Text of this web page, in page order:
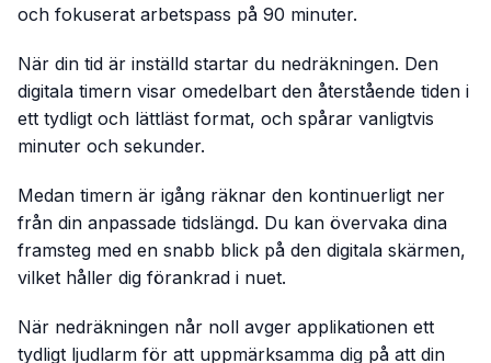
och fokuserat arbetspass på 90 minuter.
När din tid är inställd startar du nedräkningen. Den
digitala timern visar omedelbart den återstående tiden i
ett tydligt och lättläst format, och spårar vanligtvis
minuter och sekunder.
Medan timern är igång räknar den kontinuerligt ner
från din anpassade tidslängd. Du kan övervaka dina
framsteg med en snabb blick på den digitala skärmen,
vilket håller dig förankrad i nuet.
När nedräkningen når noll avger applikationen ett
tydligt ljudlarm för att uppmärksamma dig på att din